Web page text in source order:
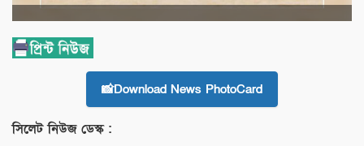
📸Download News PhotoCard
সিলেট নিউজ ডেস্ক :